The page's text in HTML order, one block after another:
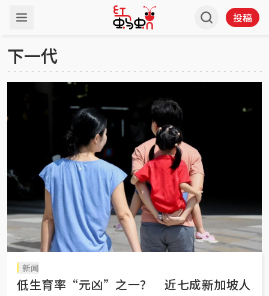
投稿
下一代
新闻
低生育率“元凶”之一？ 近七成新加坡人